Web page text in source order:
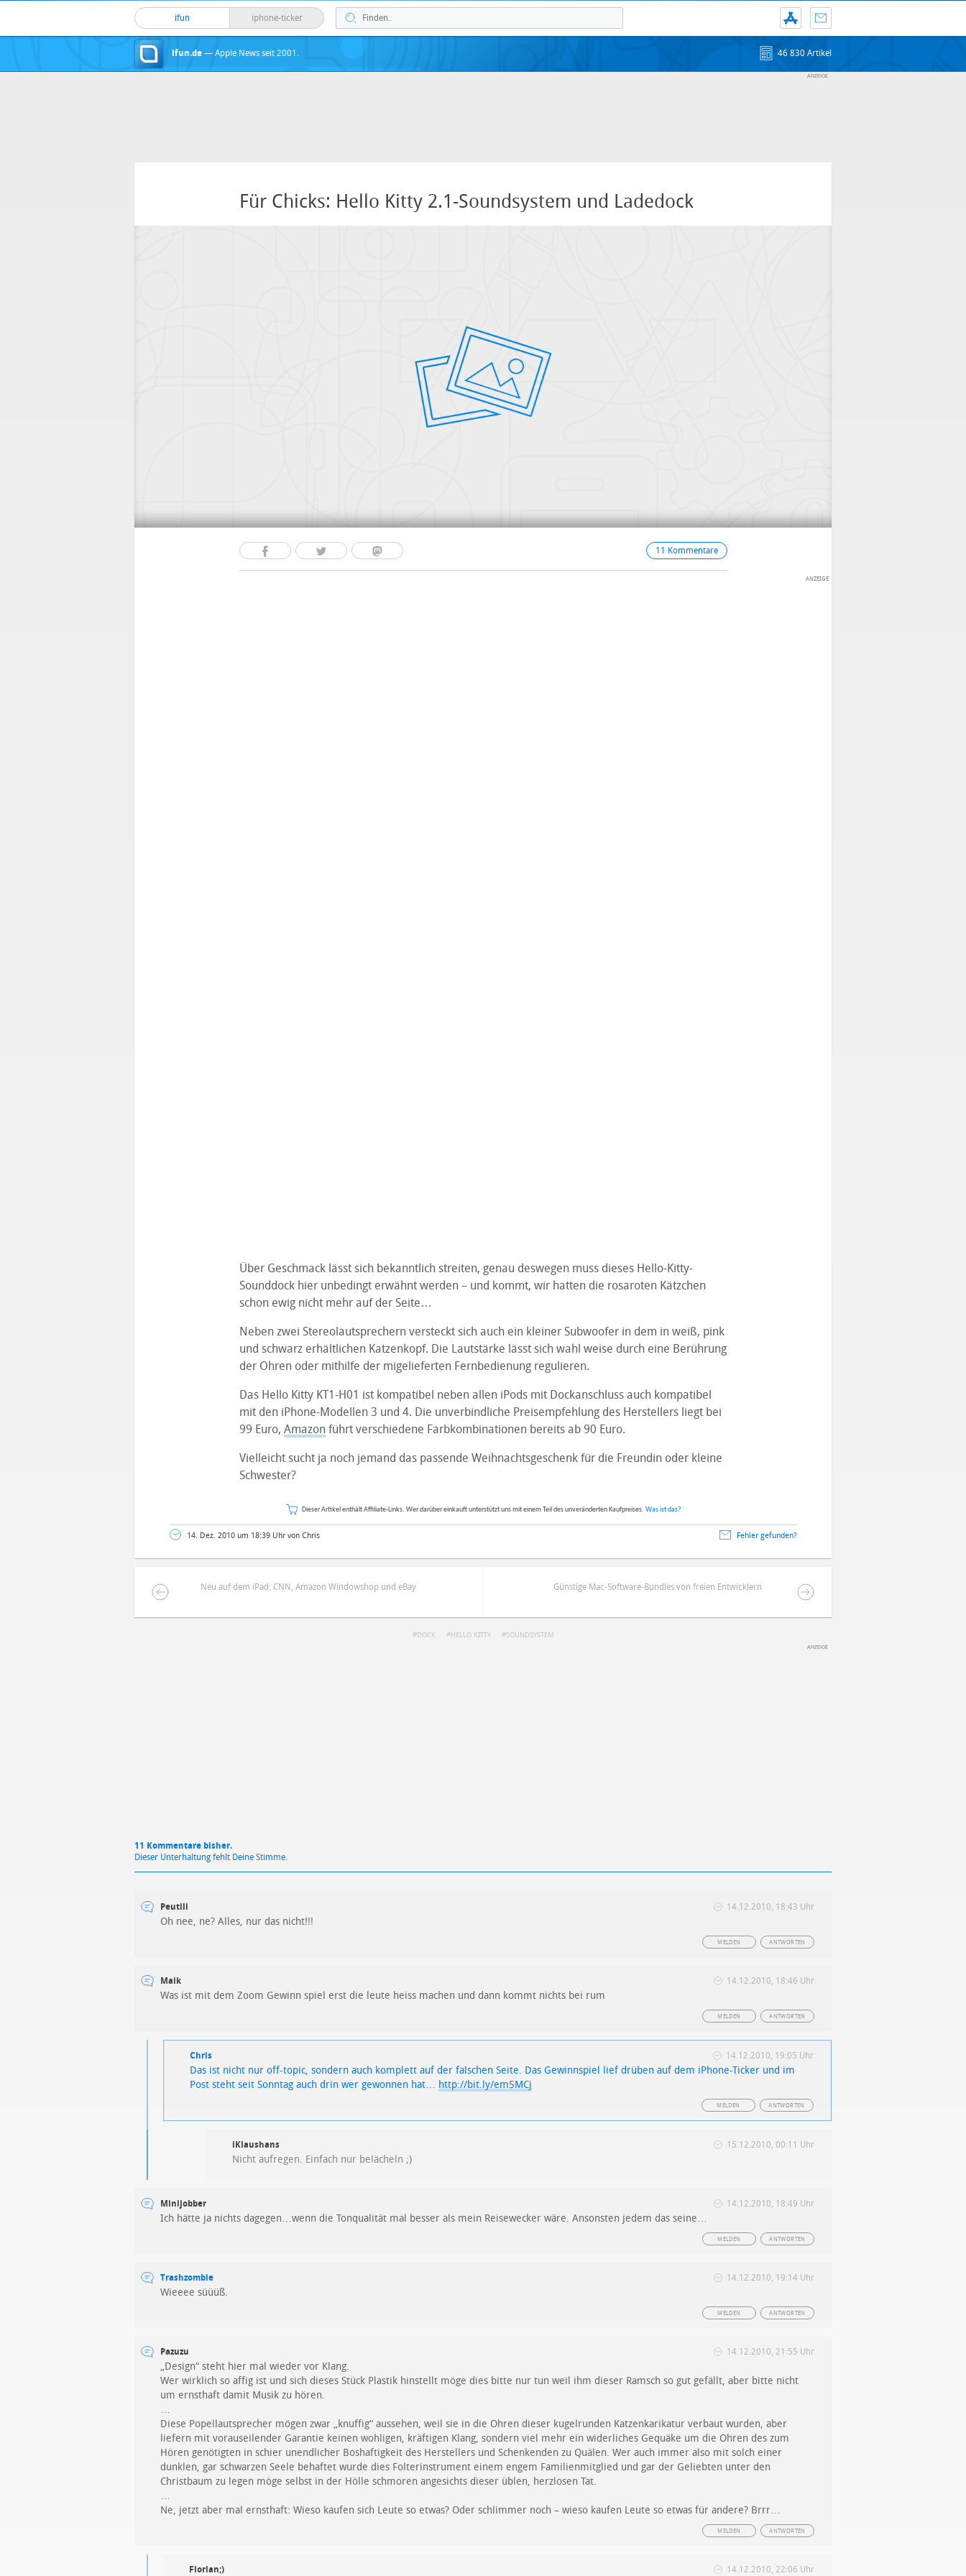
ifun iphone-ticker
ifun.de — Apple News seit 2001. 46 830 Artikel
Für Chicks: Hello Kitty 2.1-Soundsystem und Ladedock
11 Kommentare
Über Geschmack lässt sich bekanntlich streiten, genau deswegen muss dieses Hello-Kitty-
Sounddock hier unbedingt erwähnt werden – und kommt, wir hatten die rosaroten Kätzchen
schon ewig nicht mehr auf der Seite…
Neben zwei Stereolautsprechern versteckt sich auch ein kleiner Subwoofer in dem in weiß, pink
und schwarz erhältlichen Katzenkopf. Die Lautstärke lässt sich wahl weise durch eine Berührung
der Ohren oder mithilfe der migelieferten Fernbedienung regulieren.
Das Hello Kitty KT1-H01 ist kompatibel neben allen iPods mit Dockanschluss auch kompatibel
mit den iPhone-Modellen 3 und 4. Die unverbindliche Preisempfehlung des Herstellers liegt bei
99 Euro, Amazonführt verschiedene Farbkombinationen bereits ab 90 Euro.
Vielleicht sucht ja noch jemand das passende Weihnachtsgeschenk für die Freundin oder kleine
Schwester?
Dieser Artikel enthält Affiliate-Links. Wer darüber einkauft unterstützt uns mit einem Teil des unveränderten Kaufpreises. Was ist das?
14. Dez. 2010 um 18:39 Uhr von Chris Fehler gefunden?
Neu auf dem iPad: CNN, Amazon Windowshop und eBay Günstige Mac-Software-Bundles von freien Entwicklern
DOCK HELLO KITTY SOUNDSYSTEM
11 Kommentare bisher.
Dieser Unterhaltung fehlt Deine Stimme.
Peutili 14.12.2010, 18:43 Uhr
Oh nee, ne? Alles, nur das nicht!!!
ANTWORTEN
MELDEN
Maik 14.12.2010, 18:46 Uhr
Was ist mit dem Zoom Gewinn spiel erst die leute heiss machen und dann kommt nichts bei rum
ANTWORTEN
MELDEN
Chris 14.12.2010, 19:05 Uhr
Das ist nicht nur off-topic, sondern auch komplett auf der falschen Seite. Das Gewinnspiel lief drüben auf dem iPhone-Ticker und im
Post steht seit Sonntag auch drin wer gewonnen hat… http://bit.ly/em5MCj
ANTWORTEN
MELDEN
iKlaushans 15.12.2010, 00:11 Uhr
Nicht aufregen. Einfach nur belächeln ;)
Minijobber 14.12.2010, 18:49 Uhr
Ich hätte ja nichts dagegen…wenn die Tonqualität mal besser als mein Reisewecker wäre. Ansonsten jedem das seine…
ANTWORTEN
MELDEN
Trashzombie 14.12.2010, 19:14 Uhr
Wieeee süüüß.
ANTWORTEN
MELDEN
Pazuzu 14.12.2010, 21:55 Uhr
„Design“ steht hier mal wieder vor Klang.
Wer wirklich so affig ist und sich dieses Stück Plastik hinstellt möge dies bitte nur tun weil ihm dieser Ramsch so gut gefällt, aber bitte nicht
um ernsthaft damit Musik zu hören.
…
Diese Popellautsprecher mögen zwar „knuffig“ aussehen, weil sie in die Ohren dieser kugelrunden Katzenkarikatur verbaut wurden, aber
liefern mit vorauseilender Garantie keinen wohligen, kräftigen Klang, sondern viel mehr ein widerliches Gequäke um die Ohren des zum
Hören genötigten in schier unendlicher Boshaftigkeit des Herstellers und Schenkenden zu Quälen. Wer auch immer also mit solch einer
dunklen, gar schwarzen Seele behaftet wurde dies Folterinstrument einem engem Familienmitglied und gar der Geliebten unter den
Christbaum zu legen möge selbst in der Hölle schmoren angesichts dieser üblen, herzlosen Tat.
…
Ne, jetzt aber mal ernsthaft: Wieso kaufen sich Leute so etwas? Oder schlimmer noch – wieso kaufen Leute so etwas für andere? Brrr…
ANTWORTEN
MELDEN
Florian;) 14.12.2010, 22:06 Uhr